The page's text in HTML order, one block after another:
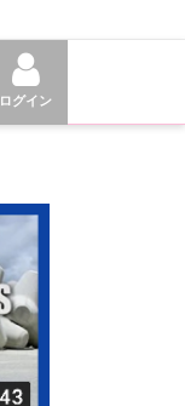
ログイン